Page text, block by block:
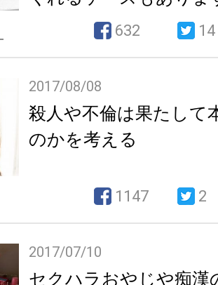
632 14
2017/08/08
殺人や不倫は果たして
のかを考える
1147 2
2017/07/10
セクハラおやじや痴漢